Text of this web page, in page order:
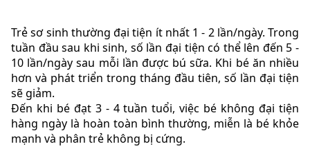
Trẻ sơ sinh thường đại tiện ít nhất 1 - 2 lần/ngày. Trong
tuần đầu sau khi sinh, số lần đại tiện có thể lên đến 5 -
10 lần/ngày sau mỗi lần được bú sữa. Khi bé ăn nhiều
hơn và phát triển trong tháng đầu tiên, số lần đại tiện
sẽ giảm.
Đến khi bé đạt 3 - 4 tuần tuổi, việc bé không đại tiện
hàng ngày là hoàn toàn bình thường, miễn là bé khỏe
mạnh và phân trẻ không bị cứng.